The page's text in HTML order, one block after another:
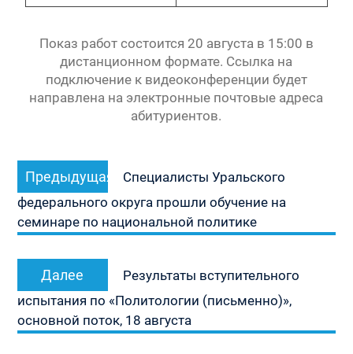
Показ работ состоится 20 августа в 15:00 в
дистанционном формате. Ссылка на
подключение к видеоконференции будет
направлена на электронные почтовые адреса
абитуриентов.
Навигация
по
записям
Предыдущая
запись:
Специалисты Уральского
федерального округа прошли обучение на
семинаре по национальной политике
Далее
запись:
Результаты вступительного
испытания по «Политологии (письменно)»,
основной поток, 18 августа